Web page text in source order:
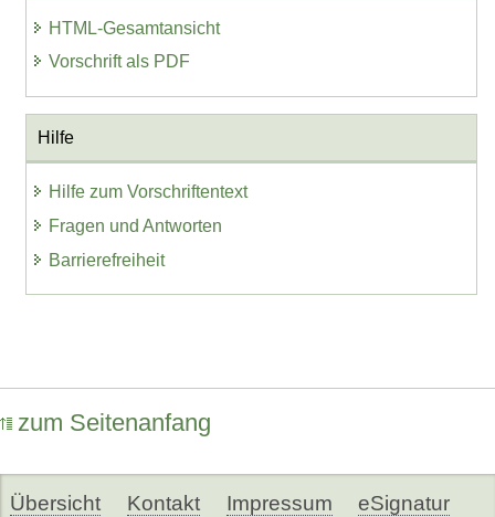
HTML-Gesamtansicht
Vorschrift als PDF
Hilfe
Hilfe zum Vorschriftentext
Fragen und Antworten
Barrierefreiheit
zum Seitenanfang
Übersicht Kontakt Impressum eSignatur